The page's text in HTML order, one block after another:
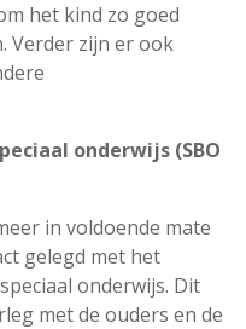
het kind zo goed
Verder zijn er ook
onderwijs (SBO
in voldoende mate
gelegd met het
onderwijs. Dit
met de ouders en de